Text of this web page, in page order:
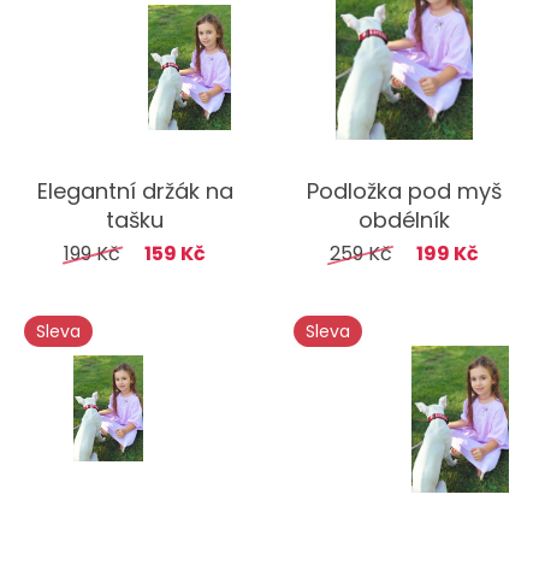
Elegantní držák na
tašku
199 Kč 159 Kč
Podložka pod myš
obdélník
259 Kč 199 Kč
Sleva Sleva